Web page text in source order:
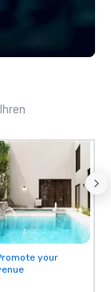
Catersource + The
your